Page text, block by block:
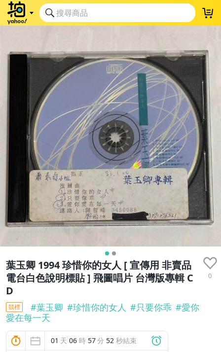
葉玉卿 1994 珍惜你的女人 [ 宣傳用 非賣品
電台白色說明標貼 ] 飛圖唱片 台灣版專輯 C
D
0
競標 #葉玉卿 #珍惜你的女人 #只要你乖 #愛你
愛在每一天
01 天 06 時 57分 51 秒結束